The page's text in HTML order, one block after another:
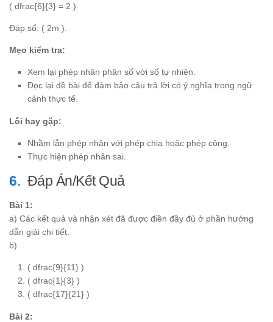
( dfrac{6}{3} = 2 )
Đáp số: ( 2m ).
Mẹo kiểm tra:
Xem lại phép nhân phân số với số tự nhiên.
Đọc lại đề bài để đảm bảo câu trả lời có ý nghĩa trong ngữ
cảnh thực tế.
Lỗi hay gặp:
Nhầm lẫn phép nhân với phép chia hoặc phép cộng.
Thực hiện phép nhân sai.
Đáp Án/Kết Quả
Bài 1:
a) Các kết quả và nhận xét đã được điền đầy đủ ở phần hướng
dẫn giải chi tiết.
b)
( dfrac{9}{11} )
( dfrac{1}{3} )
( dfrac{17}{21} )
Bài 2: